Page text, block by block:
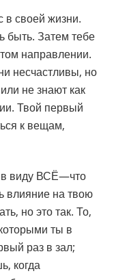
в своей жизни.
быть. Затем тебе
направлении.
несчастливы, но
не знают как
Твой первый
к вещам,
виду ВСЁ—что
влияние на твою
но это так. То,
ты в
раз в зал;
когда